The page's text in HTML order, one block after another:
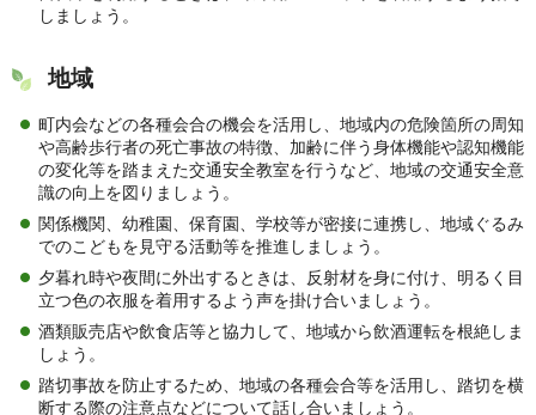
しましょう。
地域
町内会などの各種会合の機会を活用し、地域内の危険箇所の周知
や高齢歩行者の死亡事故の特徴、加齢に伴う身体機能や認知機能
の変化等を踏まえた交通安全教室を行うなど、地域の交通安全意
識の向上を図りましょう。
関係機関、幼稚園、保育園、学校等が密接に連携し、地域ぐるみ
でのこどもを見守る活動等を推進しましょう。
夕暮れ時や夜間に外出するときは、反射材を身に付け、明るく目
立つ色の衣服を着用するよう声を掛け合いましょう。
酒類販売店や飲食店等と協力して、地域から飲酒運転を根絶しま
しょう。
踏切事故を防止するため、地域の各種会合等を活用し、踏切を横
断する際の注意点などについて話し合いましょう。